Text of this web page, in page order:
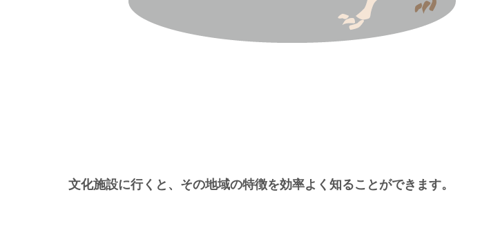
文化施設に行くと、その地域の特徴を効率よく知ることができます。